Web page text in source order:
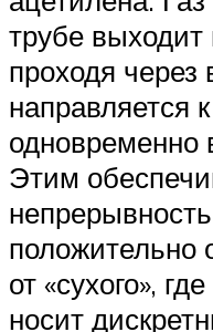
трубе выходит
проходя
направляется
одновременно
Этим
положительно
от «сухого»,
носит